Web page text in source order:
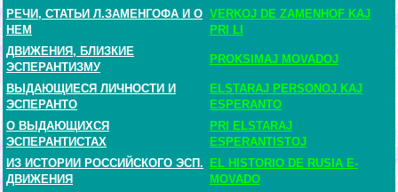
РЕЧИ, СТАТЬИ Л.ЗАМЕНГОФА И О
НЕМ
VERKOJ DE ZAMENHOF KAJ
PRI LI
ДВИЖЕНИЯ, БЛИЗКИЕ
ЭСПЕРАНТИЗМУ
PROKSIMAJ MOVADOJ
ВЫДАЮЩИЕСЯ ЛИЧНОСТИ И
ЭСПЕРАНТО
ELSTARAJ PERSONOJ KAJ
ESPERANTO
О ВЫДАЮЩИХСЯ
ЭСПЕРАНТИСТАХ
PRI ELSTARAJ
ESPERANTISTOJ
ИЗ ИСТОРИИ РОССИЙСКОГО ЭСП.
ДВИЖЕНИЯ
EL HISTORIO DE RUSIA E-
MOVADO